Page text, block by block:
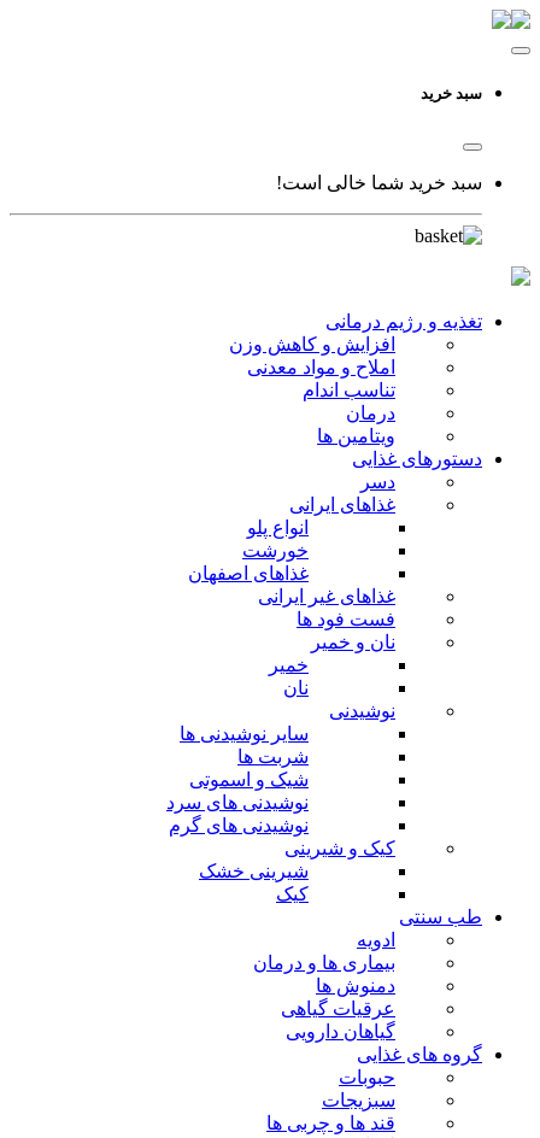
سبد خرید
سبد خرید شما خالی است!
تغذیه و رژیم درمانی
افزایش و کاهش وزن
املاح و مواد معدنی
تناسب اندام
درمان
ویتامین ها
دستورهای غذایی
دسر
غذاهای ایرانی
انواع پلو
خورشت
غذاهای اصفهان
غذاهای غیر ایرانی
فست فود ها
نان و خمیر
خمیر
نان
نوشیدنی
سایر نوشیدنی ها
شربت ها
شیک و اسموتی
نوشیدنی های سرد
نوشیدنی های گرم
کیک و شیرینی
شیرینی خشک
کیک
طب سنتی
ادویه
بیماری ها و درمان
دمنوش ها
عرقیات گیاهی
گیاهان دارویی
گروه های غذایی
حبوبات
سبزیجات
قند ها و چربی ها